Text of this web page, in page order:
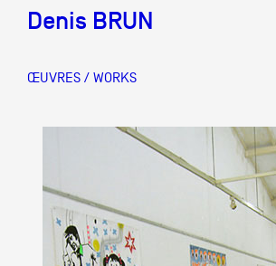
Équipe
Denis BRUN
ŒUVRES / WORKS